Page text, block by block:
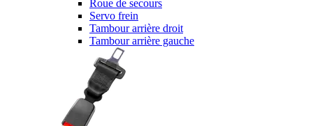
Roue de secours
Servo frein
Tambour arrière droit
Tambour arrière gauche